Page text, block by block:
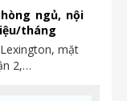
ngủ, nội
tháng
mặt
2,…